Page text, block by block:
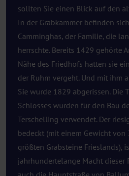
sollten Sie einen Blick auf den
In der Grabkammer befinden
Camminghas, der Familie, die
herrschte. Bereits 1429 gehörte
Nähe des Friedhofs hatten sie
der Ruhm vergeht. Und mit ihm
Sie wurde 1829 abgerissen. Die
Schlosses wurden für den Bau
Terschelling verwendet. Der
bedeckt (mit einem Gewicht
größten Grabsteine Frieslands),
jahrhundertelange Macht dieser